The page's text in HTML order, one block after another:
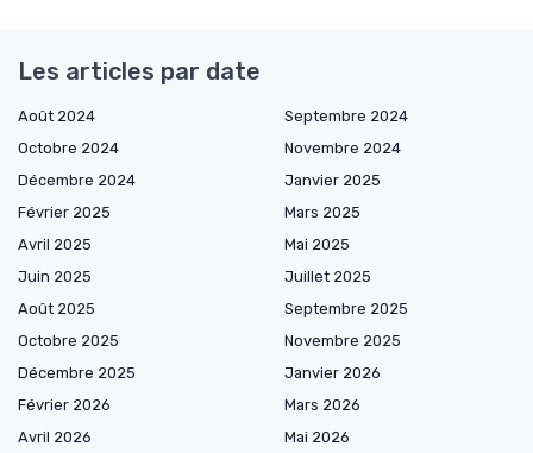
Les articles par date
Août 2024
Septembre 2024
Octobre 2024
Novembre 2024
Décembre 2024
Janvier 2025
Février 2025
Mars 2025
Avril 2025
Mai 2025
Juin 2025
Juillet 2025
Août 2025
Septembre 2025
Octobre 2025
Novembre 2025
Décembre 2025
Janvier 2026
Février 2026
Mars 2026
Avril 2026
Mai 2026